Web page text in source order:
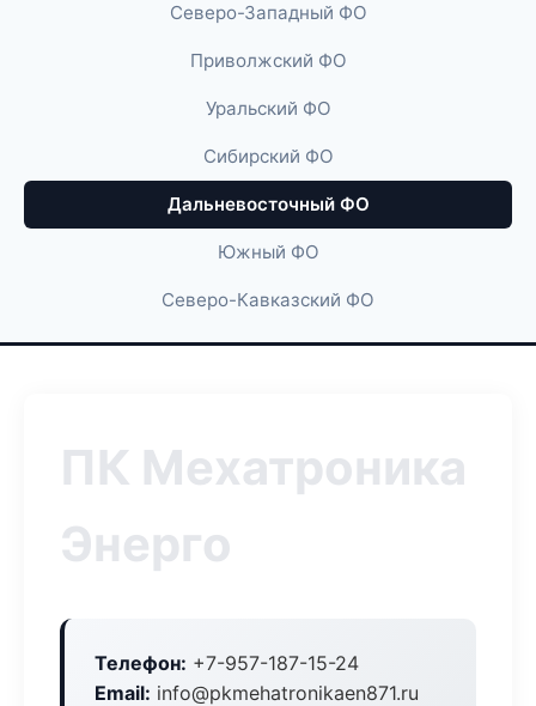
Северо-Западный ФО
Приволжский ФО
Уральский ФО
Сибирский ФО
Дальневосточный ФО
Южный ФО
Северо-Кавказский ФО
ПК Мехатроника
Энерго
Телефон: +7-957-187-15-24
Email: info@pkmehatronikaen871.ru